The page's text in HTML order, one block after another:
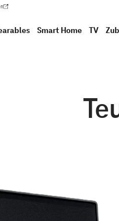
Tab geöffnet)
Smart Home TV